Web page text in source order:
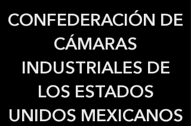
CONFEDERACIÓN DE
CÁMARAS
INDUSTRIALES DE
LOS ESTADOS
UNIDOS MEXICANOS